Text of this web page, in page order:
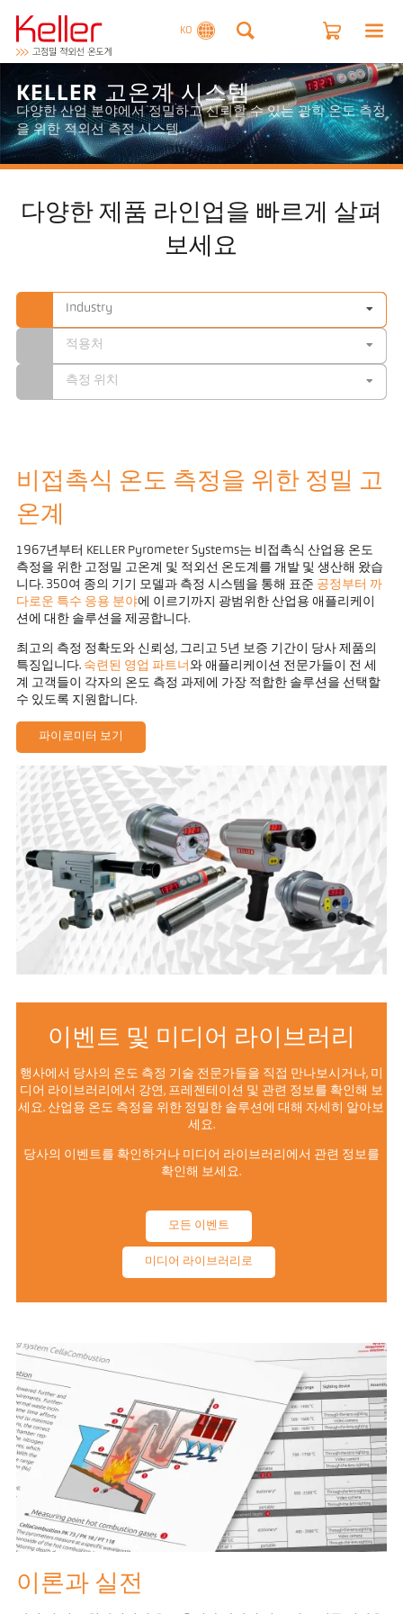
KO
KELLER 고온계 시스템
다양한 산업 분야에서 정밀하고 신뢰할 수 있는 광학 온도 측정
을 위한 적외선 측정 시스템.
다양한 제품 라인업을 빠르게 살펴
보세요
Industry
적용처
측정 위치
비접촉식 온도 측정을 위한 정밀 고
온계
1967년부터 KELLER Pyrometer Systems는 비접촉식 산업용 온도
측정을 위한 고정밀 고온계 및 적외선 온도계를 개발 및 생산해 왔습
니다. 350여 종의 기기 모델과 측정 시스템을 통해 표준 공정부터 까
다로운 특수 응용 분야에 이르기까지 광범위한 산업용 애플리케이
션에 대한 솔루션을 제공합니다.
최고의 측정 정확도와 신뢰성, 그리고 5년 보증 기간이 당사 제품의
특징입니다. 숙련된 영업 파트너 와 애플리케이션 전문가들이 전 세
계 고객들이 각자의 온도 측정 과제에 가장 적합한 솔루션을 선택할
수 있도록 지원합니다.
파이로미터 보기
이벤트 및 미디어 라이브러리
행사에서 당사의 온도 측정 기술 전문가들을 직접 만나보시거나, 미
디어 라이브러리에서 강연, 프레젠테이션 및 관련 정보를 확인해 보
세요. 산업용 온도 측정을 위한 정밀한 솔루션에 대해 자세히 알아보
세요.
당사의 이벤트를 확인하거나 미디어 라이브러리에서 관련 정보를
확인해 보세요.
모든 이벤트
미디어 라이브러리로
이론과 실전